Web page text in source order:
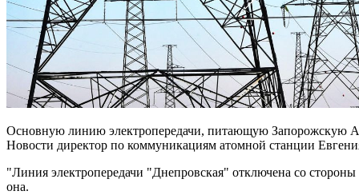
Основную линию электропередачи, питающую
Новости директор по коммуникациям атомной станции
"Линия электропередачи "Днепровская" отключена со
она.